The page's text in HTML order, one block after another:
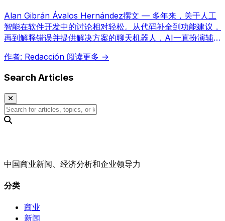
Alan Gibrán Ávalos Hernández撰文 — 多年来，关于人工
智能在软件开发中的讨论相对轻松。从代码补全到功能建议，
再到解释错误并提供解决方案的聊天机器人，AI一直扮演辅
系，它从简单的辅助工具转变为能够独立理解、修改并测试代
作者: Redacción 阅读更多 →
Search Articles
中国商业新闻、经济分析和企业领导力
分类
商业
新闻